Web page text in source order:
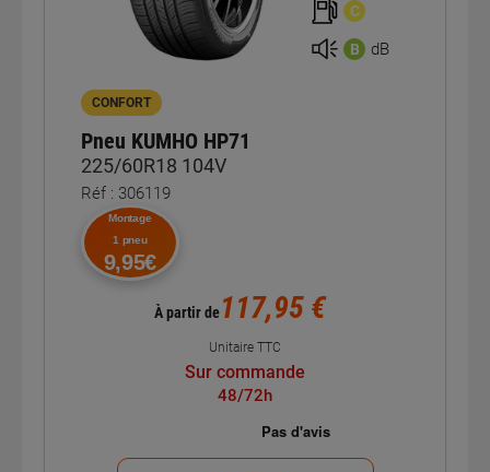
C
B dB
CONFORT
Pneu KUMHO HP71
225/60R18 104V
Réf : 306119
Montage
1 pneu
9,95€
À partir de117,95 €
Unitaire TTC
Sur commande
48/72h